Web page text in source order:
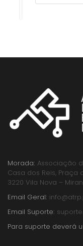
Morada: Associação
Casa dos Reis, Praça
3220 Vila Nova –
Email Geral:
Email Suporte:
Para suporte deverá